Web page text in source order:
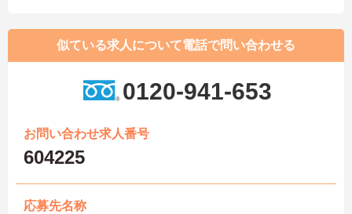
似ている求人について電話で問い合わせる
0120-941-653
お問い合わせ求人番号
604225
応募先名称